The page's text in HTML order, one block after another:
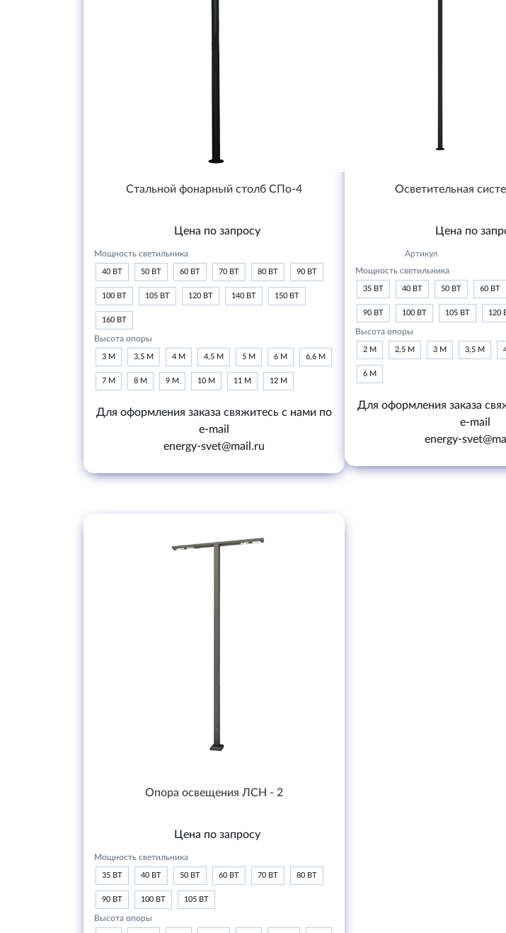
Стальной фонарный столб СПо-4
Цена по запросу
Мощность светильника
40 ВТ 50 ВТ 60 ВТ 70 ВТ 80 ВТ 90 ВТ
100 ВТ 105 ВТ 120 ВТ 140 ВТ 150 ВТ
160 ВТ
Высота опоры
3 М 3,5 М 4 М 4,5 М 5 М 6 М 6,6 М
7 М 8 М 9 М 10 М 11 М 12 М
Для оформления заказа свяжитесь с нами по
e-mail
energy-svet@mail.ru
Осветительная
Цена по
Артикул
Мощность светильника
35 ВТ 40 ВТ 50 ВТ 60 ВТ
90 ВТ 100 ВТ 105 ВТ 120
Высота опоры
2 М 2,5 М 3 М 3,5 М
6 М
Для оформления заказа
e-mail
energy-
Опора освещения ЛСН - 2
Цена по запросу
Мощность светильника
35 ВТ 40 ВТ 50 ВТ 60 ВТ 70 ВТ 80 ВТ
90 ВТ 100 ВТ 105 ВТ
Высота опоры